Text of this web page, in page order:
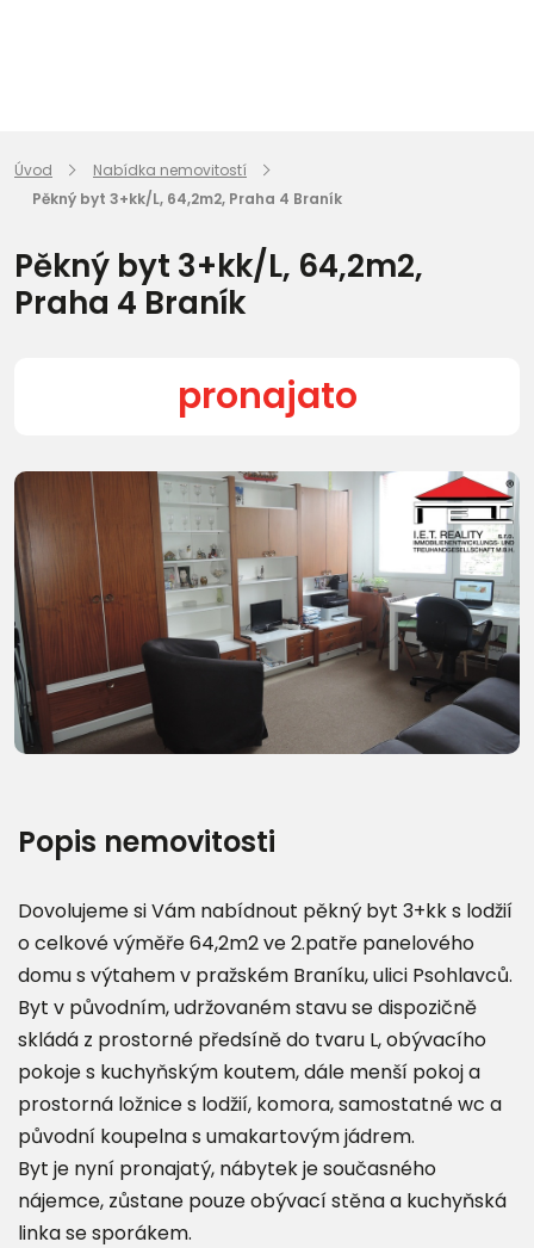
Úvod
Nabídka nemovitostí
Pěkný byt 3+kk/L, 64,2m2, Praha 4 Braník
Pěkný byt 3+kk/L, 64,2m2,
Praha 4 Braník
pronajato
Další fotografie (17)
Popis nemovitosti
Dovolujeme si Vám nabídnout pěkný byt 3+kk s lodžií
o celkové výměře 64,2m2 ve 2.patře panelového
domu s výtahem v pražském Braníku, ulici Psohlavců.
Byt v původním, udržovaném stavu se dispozičně
skládá z prostorné předsíně do tvaru L, obývacího
pokoje s kuchyňským koutem, dále menší pokoj a
prostorná ložnice s lodžií, komora, samostatné wc a
původní koupelna s umakartovým jádrem.
Byt je nyní pronajatý, nábytek je současného
nájemce, zůstane pouze obývací stěna a kuchyňská
linka se sporákem.